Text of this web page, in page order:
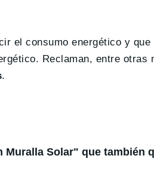
el consumo energético y que
Reclaman, entre otras
.
Solar" que también